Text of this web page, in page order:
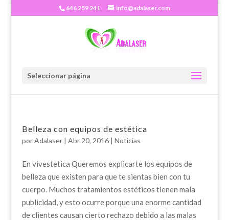
646 259 241 info@adalaser.com
Seleccionar página
Belleza con equipos de estética
porAdalaser| Abr 20, 2016| Noticias
En vivestetica Queremos explicarte los equipos de
belleza que existen para que te sientas bien con tu
cuerpo. Muchos tratamientos estéticos tienen mala
publicidad, y esto ocurre porque una enorme cantidad
de clientes causan cierto rechazo debido a las malas